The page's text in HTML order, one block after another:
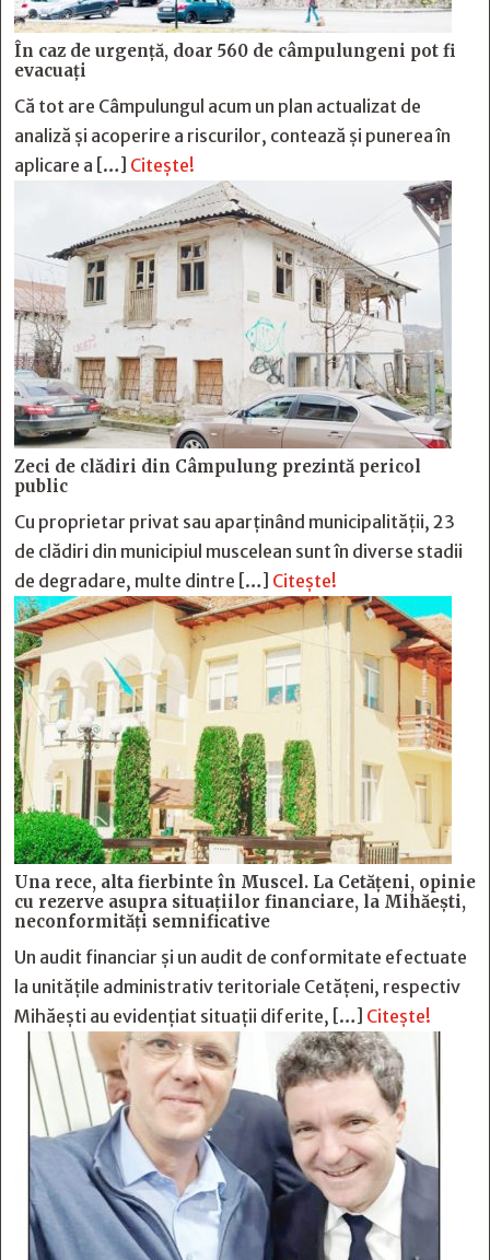
În caz de urgență, doar 560 de câmpulungeni pot fi
evacuați
Că tot are Câmpulungul acum un plan actualizat de
analiză și acoperire a riscurilor, contează și punerea în
aplicare a […] Citește!
Zeci de clădiri din Câmpulung prezintă pericol
public
Cu proprietar privat sau aparținând municipalității, 23
de clădiri din municipiul muscelean sunt în diverse stadii
de degradare, multe dintre […] Citește!
Una rece, alta fierbinte în Muscel. La Cetăţeni, opinie
cu rezerve asupra situaţiilor financiare, la Mihăeşti,
neconformităţi semnificative
Un audit financiar și un audit de conformitate efectuate
la unitățile administrativ teritoriale Cetățeni, respectiv
Mihăești au evidențiat situații diferite, […] Citește!